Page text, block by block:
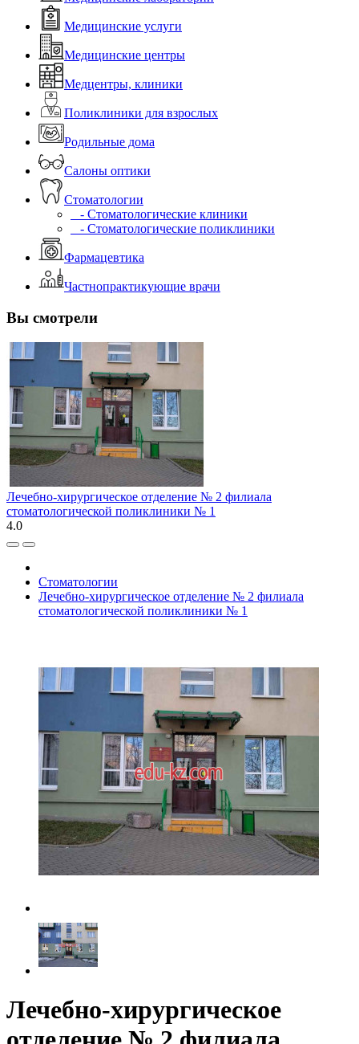
Медицинские услуги
Медицинские центры
Медцентры, клиники
Поликлиники для взрослых
Родильные дома
Салоны оптики
Стоматологии
- Стоматологические клиники
- Стоматологические поликлиники
Фармацевтика
Частнопрактикующие врачи
Вы смотрели
Лечебно-хирургическое отделение № 2 филиала
стоматологической поликлиники № 1
4.0
Стоматологии
Лечебно-хирургическое отделение № 2 филиала
стоматологической поликлиники № 1
Лечебно-хирургическое